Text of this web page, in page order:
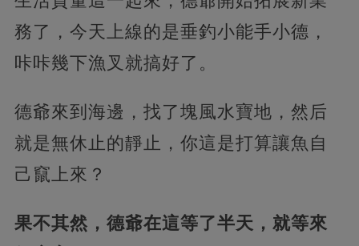
務了，今天上線的是垂釣小能手小德，
咔咔幾下漁叉就搞好了。
德爺來到海邊，找了塊風水寶地，然后
就是無休止的靜止，你這是打算讓魚自
己竄上來？
果不其然，德爺在這等了半天，就等來